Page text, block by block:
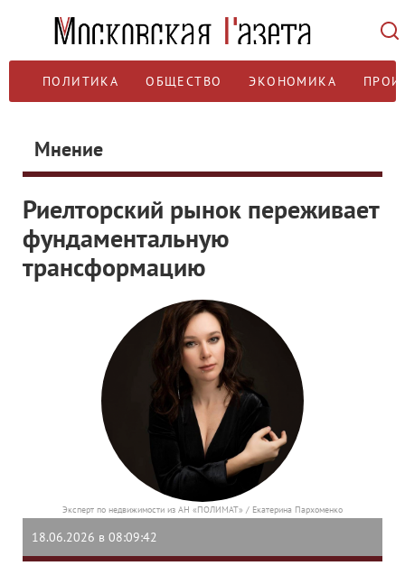
ПОЛИТИКА ОБЩЕСТВО ЭКОНОМИКА
Мнение
Риелторский рынок переживает
фундаментальную
трансформацию
Эксперт по недвижимости из АН «ПОЛИМАТ» / Екатерина Пархоменко
18.06.2026 в 08:09:42